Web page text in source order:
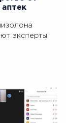
аптек
эксперты